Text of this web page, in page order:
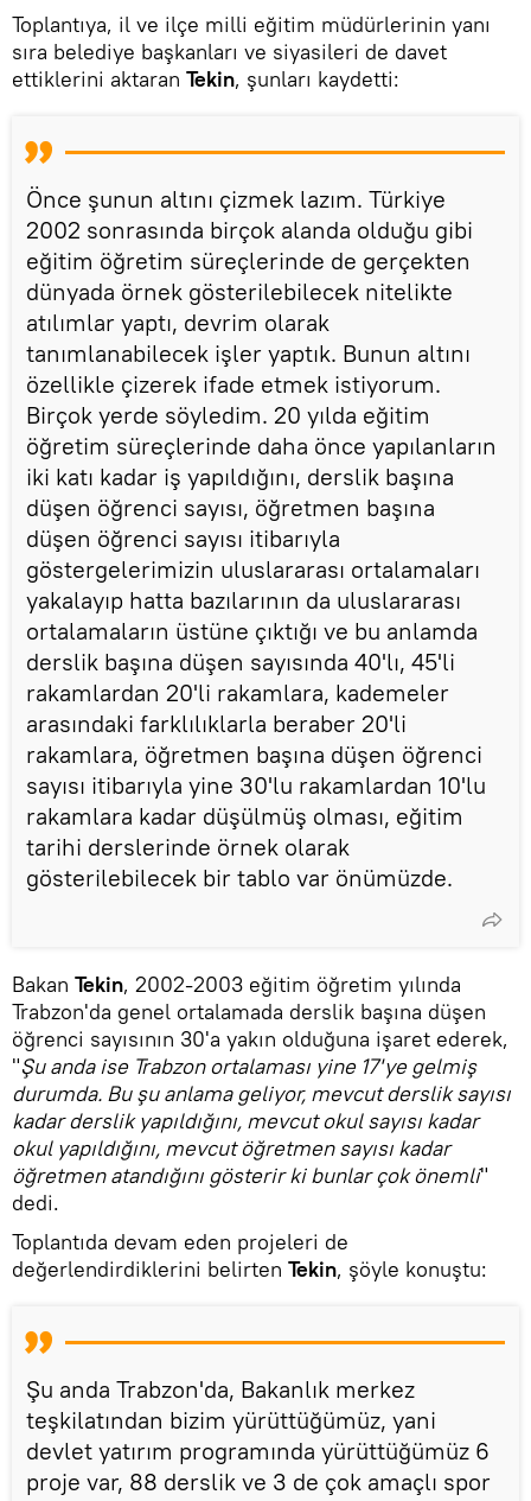
Toplantıya, il ve ilçe milli eğitim müdürlerinin yanı
sıra belediye başkanları ve siyasileri de davet
ettiklerini aktaran Tekin, şunları kaydetti:
Önce şunun altını çizmek lazım. Türkiye
2002 sonrasında birçok alanda olduğu gibi
eğitim öğretim süreçlerinde de gerçekten
dünyada örnek gösterilebilecek nitelikte
atılımlar yaptı, devrim olarak
tanımlanabilecek işler yaptık. Bunun altını
özellikle çizerek ifade etmek istiyorum.
Birçok yerde söyledim. 20 yılda eğitim
öğretim süreçlerinde daha önce yapılanların
iki katı kadar iş yapıldığını, derslik başına
düşen öğrenci sayısı, öğretmen başına
düşen öğrenci sayısı itibarıyla
göstergelerimizin uluslararası ortalamaları
yakalayıp hatta bazılarının da uluslararası
ortalamaların üstüne çıktığı ve bu anlamda
derslik başına düşen sayısında 40'lı, 45'li
rakamlardan 20'li rakamlara, kademeler
arasındaki farklılıklarla beraber 20'li
rakamlara, öğretmen başına düşen öğrenci
sayısı itibarıyla yine 30'lu rakamlardan 10'lu
rakamlara kadar düşülmüş olması, eğitim
tarihi derslerinde örnek olarak
gösterilebilecek bir tablo var önümüzde.
Bakan Tekin, 2002-2003 eğitim öğretim yılında
Trabzon'da genel ortalamada derslik başına düşen
öğrenci sayısının 30'a yakın olduğuna işaret ederek,
"Şu anda ise Trabzon ortalaması yine 17'ye gelmiş
durumda. Bu şu anlama geliyor, mevcut derslik sayısı
kadar derslik yapıldığını, mevcut okul sayısı kadar
okul yapıldığını, mevcut öğretmen sayısı kadar
öğretmen atandığını gösterir ki bunlar çok önemli"
dedi.
Toplantıda devam eden projeleri de
değerlendirdiklerini belirten Tekin, şöyle konuştu:
Şu anda Trabzon'da, Bakanlık merkez
teşkilatından bizim yürüttüğümüz, yani
devlet yatırım programında yürüttüğümüz 6
proje var, 88 derslik ve 3 de çok amaçlı spor